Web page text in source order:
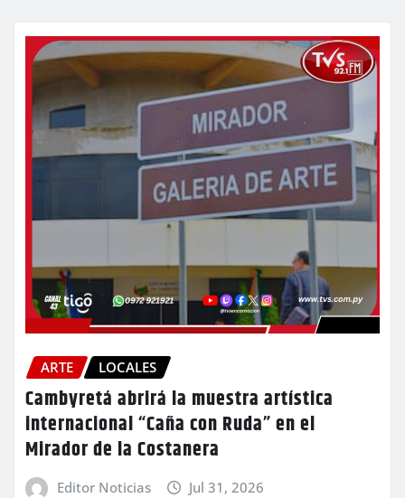
ARTE LOCALES
Cambyretá abrirá la muestra artística
internacional “Caña con Ruda” en el
Mirador de la Costanera
Editor Noticias Jul 31, 2026